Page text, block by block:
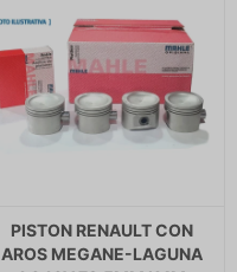
PISTON RENAULT CON
AROS MEGANE-LAGUNA